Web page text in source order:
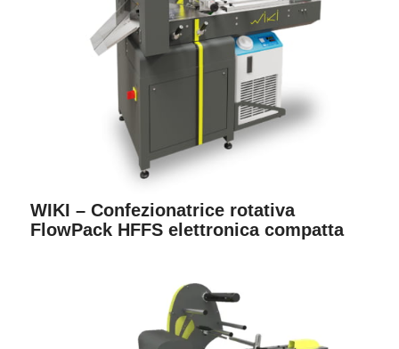
WIKI – Confezionatrice rotativa
FlowPack HFFS elettronica compatta